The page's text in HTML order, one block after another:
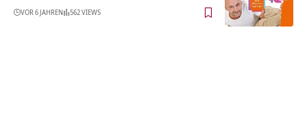
VOR 6 JAHREN 562 VIEWS